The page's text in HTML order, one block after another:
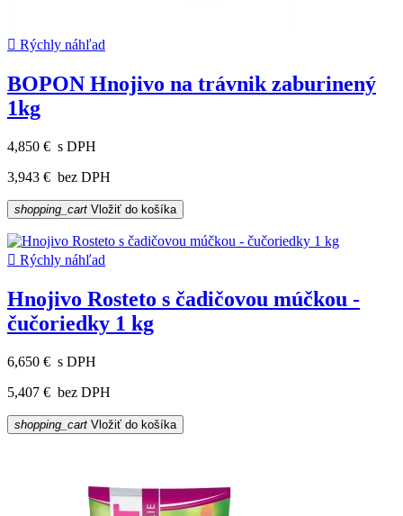
 Rýchly náhľad
BOPON Hnojivo na trávnik zaburinený
1kg
4,850 € s DPH
3,943 € bez DPH
shopping_cart Vložiť do košíka
 Rýchly náhľad
Hnojivo Rosteto s čadičovou múčkou -
čučoriedky 1 kg
6,650 € s DPH
5,407 € bez DPH
shopping_cart Vložiť do košíka